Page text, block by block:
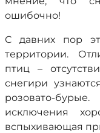
ошибочно!
С давних пор
территории.
птиц –
снегири
розовато-
исключения
вспыхивающая